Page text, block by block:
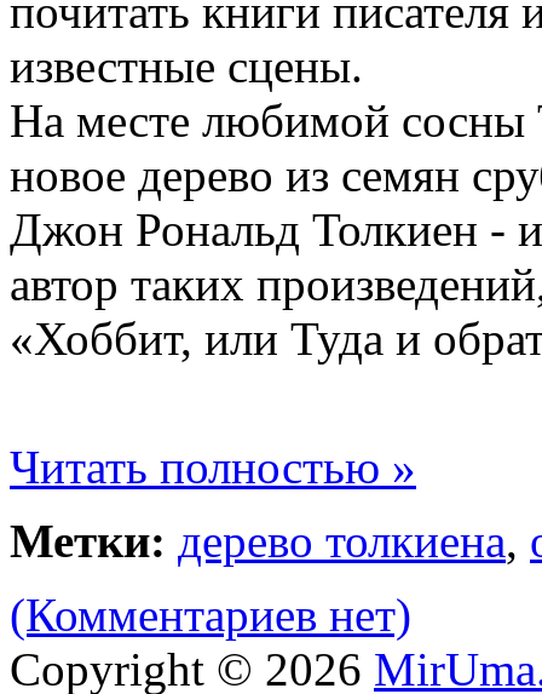
почитать книги писателя
известные сцены.
На месте любимой сосны
новое дерево из семян
Джон Рональд Толкиен -
автор таких
«Хоббит, или Туда и
Читать полностью »
Метки: дерево толкиена,
(Комментариев нет)
Copyright © 2026